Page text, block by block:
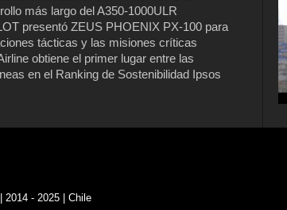
más largo del A350-1000ULR
presentó ZEUS PHOENIX PX-100 para
tácticas y las misiones críticas
obtiene el primer lugar entre las
en el Ranking de Sostenibilidad Ipsos
Air France-KLM anuncia a Guilhem
Mallet como nuevo Director General
para América Latina
2014 - 2025 | Chile